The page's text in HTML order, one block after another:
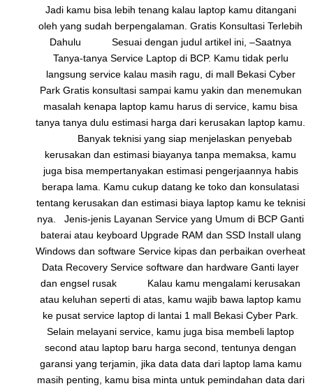
Jadi kamu bisa lebih tenang kalau laptop kamu ditangani
oleh yang sudah berpengalaman. Gratis Konsultasi Terlebih
Dahulu Sesuai dengan judul artikel ini, –Saatnya
Tanya-tanya Service Laptop di BCP. Kamu tidak perlu
langsung service kalau masih ragu, di mall Bekasi Cyber
Park Gratis konsultasi sampai kamu yakin dan menemukan
masalah kenapa laptop kamu harus di service, kamu bisa
tanya tanya dulu estimasi harga dari kerusakan laptop kamu.
Banyak teknisi yang siap menjelaskan penyebab
kerusakan dan estimasi biayanya tanpa memaksa, kamu
juga bisa mempertanyakan estimasi pengerjaannya habis
berapa lama. Kamu cukup datang ke toko dan konsulatasi
tentang kerusakan dan estimasi biaya laptop kamu ke teknisi
nya. Jenis-jenis Layanan Service yang Umum di BCP Ganti
baterai atau keyboard Upgrade RAM dan SSD Install ulang
Windows dan software Service kipas dan perbaikan overheat
Data Recovery Service software dan hardware Ganti layer
dan engsel rusak Kalau kamu mengalami kerusakan
atau keluhan seperti di atas, kamu wajib bawa laptop kamu
ke pusat service laptop di lantai 1 mall Bekasi Cyber Park.
Selain melayani service, kamu juga bisa membeli laptop
second atau laptop baru harga second, tentunya dengan
garansi yang terjamin, jika data data dari laptop lama kamu
masih penting, kamu bisa minta untuk pemindahan data dari